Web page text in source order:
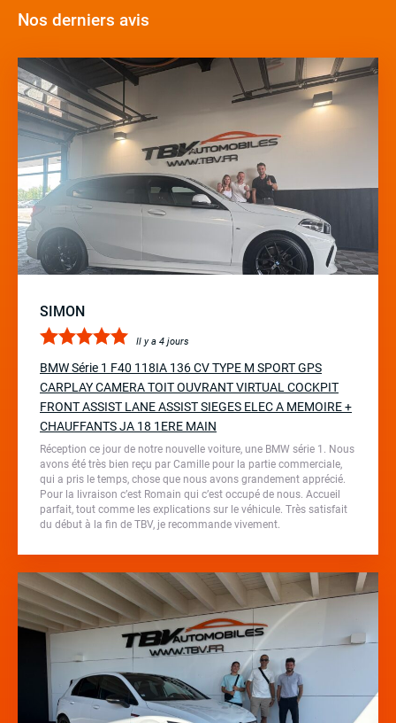
Nos derniers avis
SIMON
Il y a 4 jours
BMW Série 1 F40 118IA 136 CV TYPE M SPORT GPS
CARPLAY CAMERA TOIT OUVRANT VIRTUAL COCKPIT
FRONT ASSIST LANE ASSIST SIEGES ELEC A MEMOIRE +
CHAUFFANTS JA 18 1ERE MAIN
Réception ce jour de notre nouvelle voiture, une BMW série 1. Nous
avons été très bien reçu par Camille pour la partie commerciale,
qui a pris le temps, chose que nous avons grandement apprécié.
Pour la livraison c’est Romain qui c’est occupé de nous. Accueil
parfait, tout comme les explications sur le véhicule. Très satisfait
du début à la fin de TBV, je recommande vivement.